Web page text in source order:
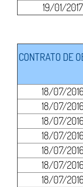
19/01/2017
CONTRATO DE
18/07/
18/07/
18/07/
18/07/
18/07/
18/07/
18/07/